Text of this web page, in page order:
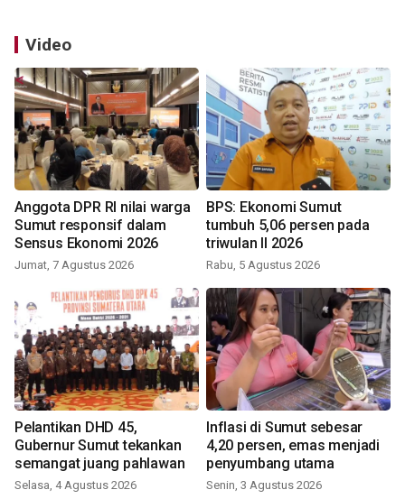
Video
Anggota DPR RI nilai warga
Sumut responsif dalam
Sensus Ekonomi 2026
Jumat, 7 Agustus 2026
BPS: Ekonomi Sumut
tumbuh 5,06 persen pada
triwulan II 2026
Rabu, 5 Agustus 2026
Pelantikan DHD 45,
Gubernur Sumut tekankan
semangat juang pahlawan
Selasa, 4 Agustus 2026
Inflasi di Sumut sebesar
4,20 persen, emas menjadi
penyumbang utama
Senin, 3 Agustus 2026